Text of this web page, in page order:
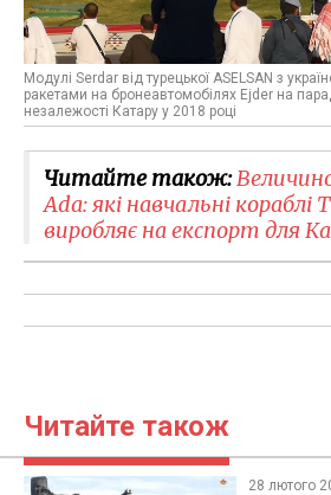
Модулі Serdar від турецької ASELSAN з
ракетами на бронеавтомобілях Ejder на
незалежості Катару у 2018 році
Читайте також:
Ada: які навчальні кораблі
виробляє на експорт для
Читайте також
28 лютого